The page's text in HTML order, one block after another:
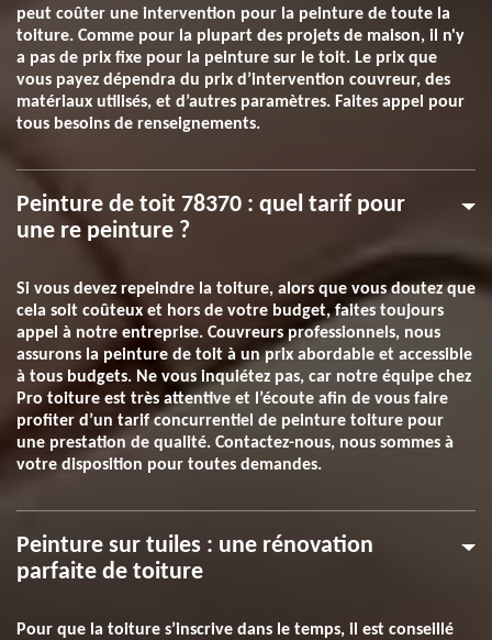
peut coûter une intervention pour la peinture de toute la
toiture. Comme pour la plupart des projets de maison, il n'y
a pas de prix fixe pour la peinture sur le toit. Le prix que
vous payez dépendra du prix d’intervention couvreur, des
matériaux utilisés, et d’autres paramètres. Faites appel pour
tous besoins de renseignements.
Peinture de toit 78370 : quel tarif pour
une re peinture ?
Si vous devez repeindre la toiture, alors que vous doutez que
cela soit coûteux et hors de votre budget, faites toujours
appel à notre entreprise. Couvreurs professionnels, nous
assurons la peinture de toit à un prix abordable et accessible
à tous budgets. Ne vous inquiétez pas, car notre équipe chez
Pro toiture est très attentive et l’écoute afin de vous faire
profiter d’un tarif concurrentiel de peinture toiture pour
une prestation de qualité. Contactez-nous, nous sommes à
votre disposition pour toutes demandes.
Peinture sur tuiles : une rénovation
parfaite de toiture
Pour que la toiture s’inscrive dans le temps, il est conseillé